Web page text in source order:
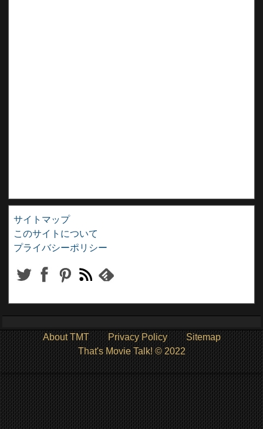
サイトマップ
このサイトについて
プライバシーポリシー
About TMT Privacy Policy
Sitemap
That's Movie Talk! © 2022